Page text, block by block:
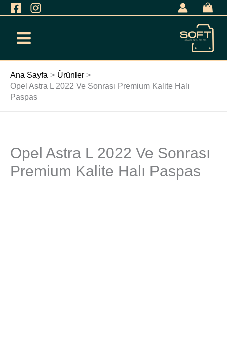
İçeriğe
Ana Sayfa
Ürünler
Opel Astra L 2022 Ve Sonrası Premium Kalite Halı
Paspas
Opel Astra L 2022 Ve Sonrası
Premium Kalite Halı Paspas
Opel
Astra